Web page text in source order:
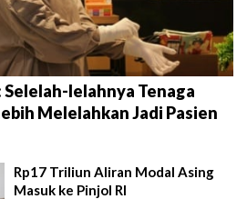
Selelah-lelahnya Tenaga
Melelahkan Jadi Pasien
Rp17 Triliun Aliran Modal Asing
Masuk ke Pinjol RI